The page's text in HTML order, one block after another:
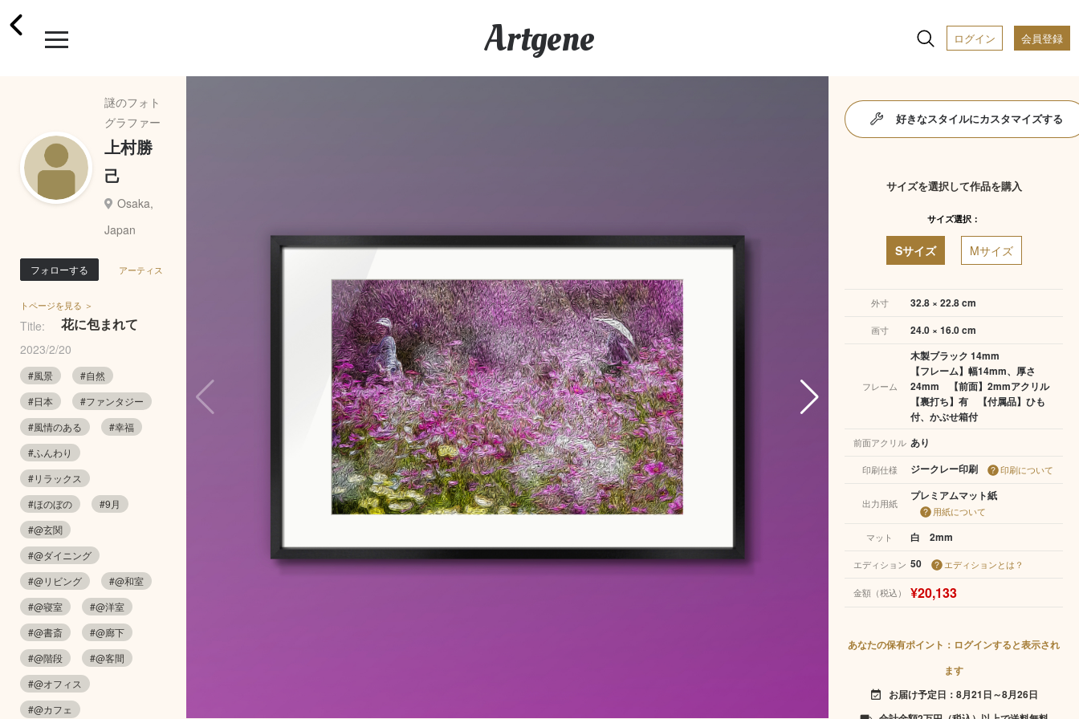
Artgene ログイン 会員登録
謎のフォト
グラファー
上村勝
己
Osaka,
Japan
フォローする アーティス
トページを見る ＞
Title: 花に包まれて
2023/2/20
#風景
#自然
#日本
#ファンタジー
#風情のある
#幸福
#ふんわり
#リラックス
#ほのぼの
#9月
#@玄関
#@ダイニング
#@リビング
#@和室
#@寝室
#@洋室
#@書斎
#@廊下
#@階段
#@客間
#@オフィス
#@カフェ
好きなスタイルにカスタマイズする
サイズを選択して作品を購入
サイズ選択：
Sサイズ Mサイズ
外寸 32.8 × 22.8 cm
画寸 24.0 × 16.0 cm
フレーム
木製ブラック 14mm
【フレーム】幅14mm、厚さ
24mm 【前面】2mmアクリル
【裏打ち】有 【付属品】ひも
付、かぶせ箱付
前面アクリル あり
印刷仕様 ジークレー印刷 印刷について
出力用紙
プレミアムマット紙
用紙について
マット
白 2mm
エディション 50 エディションとは？
金額（税込） ¥20,133
あなたの保有ポイント：ログインすると表示され
ます
event_available お届け予定日：8月21日～8月26日